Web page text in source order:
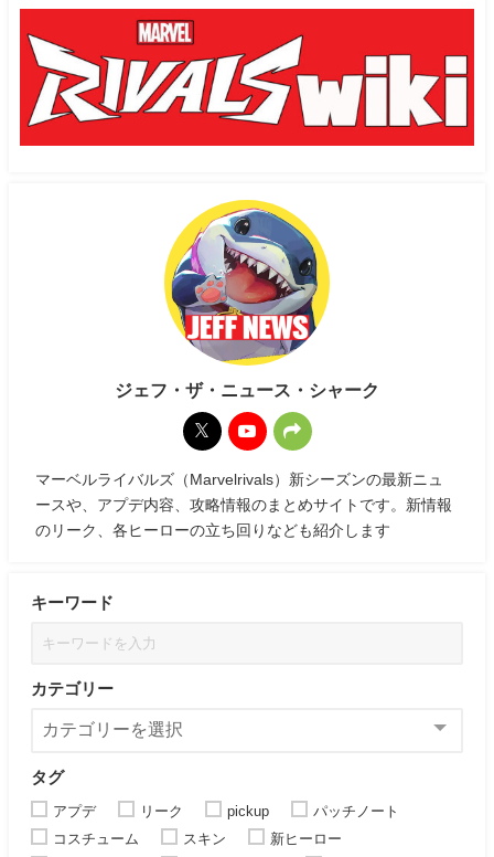
ジェフ・ザ・ニュース・シャーク
マーベルライバルズ（Marvelrivals）新シーズンの最新ニュ
ースや、アプデ内容、攻略情報のまとめサイトです。新情報
のリーク、各ヒーローの立ち回りなども紹介します
キーワード
カテゴリー
タグ
アプデ リーク pickup
パッチノート
コスチューム
スキン
新ヒーロー